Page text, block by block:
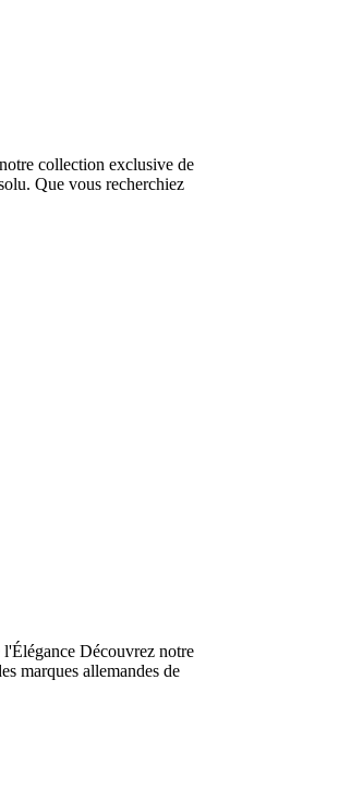
collection exclusive de
Que vous recherchiez
Découvrez notre
marques allemandes de